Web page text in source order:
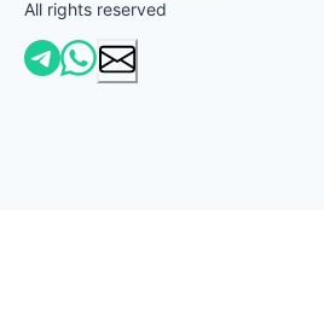
All rights reserved